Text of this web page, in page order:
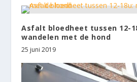
Asfalt bloedheet tussen 12-
wandelen met de hond
25 juni 2019